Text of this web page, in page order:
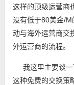
这样的顶级运营商
没有低于80美金/
动与海外运营商交
外运营商的流程。
我这里主要谈
这种免费的交换策